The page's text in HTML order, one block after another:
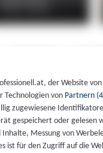
der Website
Technologien von Partnern
zugewiesene
gespeichert oder gelesen
Messung von
ist für den Zugriff auf die